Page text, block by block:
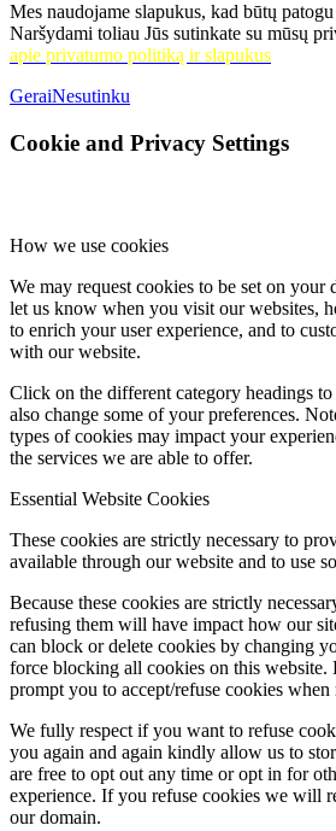
Mes naudojame slapukus, kad būtų
Naršydami toliau Jūs sutinkate su mūsų
apie privatumo politiką ir slapukus
GeraiNesutinku
Cookie and Privacy Settings
How we use cookies
We may request cookies to be set on your
let us know when you visit our websites,
to enrich your user experience, and to
with our website.
Click on the different category headings
also change some of your preferences.
types of cookies may impact your
the services we are able to offer.
Essential Website Cookies
These cookies are strictly necessary to
available through our website and to use
Because these cookies are strictly
refusing them will have impact how our
can block or delete cookies by changing
force blocking all cookies on this
prompt you to accept/refuse cookies
We fully respect if you want to refuse
you again and again kindly allow us to
are free to opt out any time or opt in for
experience. If you refuse cookies we will
our domain.